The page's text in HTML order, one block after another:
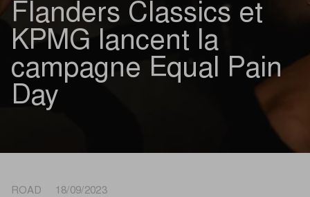
Flanders Classics et
KPMG lancent la
campagne Equal Pain
Day
ROAD 18/09/2023